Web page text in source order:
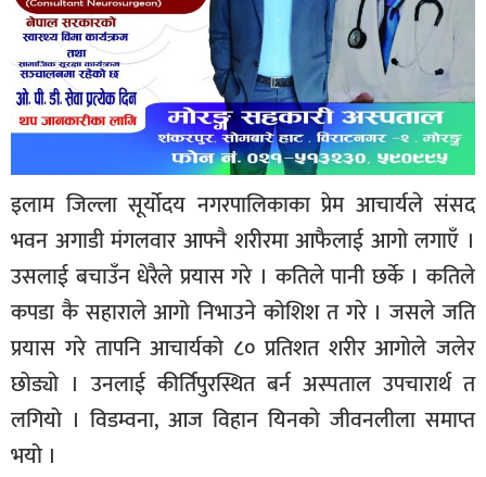
इलाम जिल्ला सूर्योदय नगरपालिकाका प्रेम आचार्यले संसद
भवन अगाडी मंगलवार आफ्नै शरीरमा आफैलाई आगो लगाएँ ।
उसलाई बचाउँन धेरैले प्रयास गरे । कतिले पानी छर्के । कतिले
कपडा कै सहाराले आगो निभाउने कोशिश त गरे । जसले जति
प्रयास गरे तापनि आचार्यको ८० प्रतिशत शरीर आगोले जलेर
छोड्यो । उनलाई कीर्तिपुरस्थित बर्न अस्पताल उपचारार्थ त
लगियो । विडम्वना, आज विहान यिनको जीवनलीला समाप्त
भयो ।